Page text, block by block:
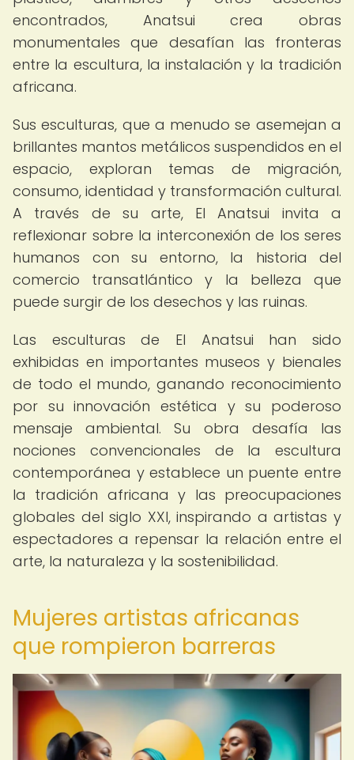
encontrados, Anatsui crea obras
monumentales que desafían las fronteras
entre la escultura, la instalación y la tradición
africana.
Sus esculturas, que a menudo se asemejan a
brillantes mantos metálicos suspendidos en el
espacio, exploran temas de migración,
consumo, identidad y transformación cultural.
A través de su arte, El Anatsui invita a
reflexionar sobre la interconexión de los seres
humanos con su entorno, la historia del
comercio transatlántico y la belleza que
puede surgir de los desechos y las ruinas.
Las esculturas de El Anatsui han sido
exhibidas en importantes museos y bienales
de todo el mundo, ganando reconocimiento
por su innovación estética y su poderoso
mensaje ambiental. Su obra desafía las
nociones convencionales de la escultura
contemporánea y establece un puente entre
la tradición africana y las preocupaciones
globales del siglo XXI, inspirando a artistas y
espectadores a repensar la relación entre el
arte, la naturaleza y la sostenibilidad.
Mujeres artistas africanas
que rompieron barreras